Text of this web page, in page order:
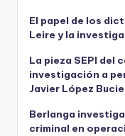
El papel de los
Leire y la
La pieza SEPI del
investigación a
Javier López
Berlanga
criminal en